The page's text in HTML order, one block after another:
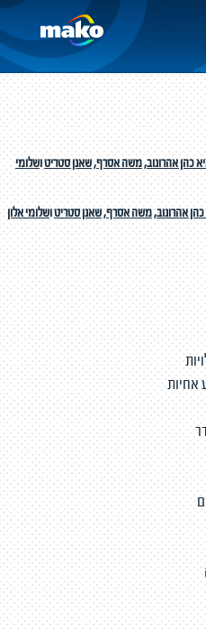
כהן אהרונוב,משה אסרף,שאנן סטריטושלומי
אהרונוב,משה אסרף,שאנן סטריטושלומי אלון
אחיות